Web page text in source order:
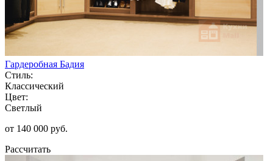
Гардеробная Бадия
Стиль:
Классический
Цвет:
Светлый
от 140 000 руб.
Рассчитать